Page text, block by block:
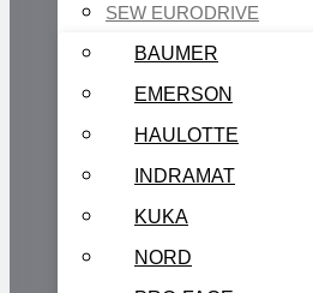
SEW EURODRIVE
BAUMER
EMERSON
HAULOTTE
INDRAMAT
KUKA
NORD